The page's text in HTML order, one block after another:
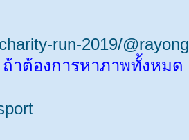
run-2019/
าต้องการหาภาพทั้งหม